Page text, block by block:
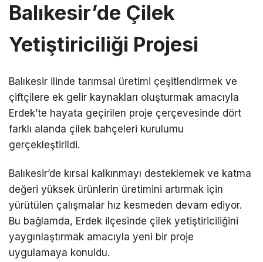
Balıkesir’de Çilek
Yetiştiriciliği Projesi
Balıkesir ilinde tarımsal üretimi çeşitlendirmek ve
çiftçilere ek gelir kaynakları oluşturmak amacıyla
Erdek’te hayata geçirilen proje çerçevesinde dört
farklı alanda çilek bahçeleri kurulumu
gerçekleştirildi.
Balıkesir’de kırsal kalkınmayı desteklemek ve katma
değeri yüksek ürünlerin üretimini artırmak için
yürütülen çalışmalar hız kesmeden devam ediyor.
Bu bağlamda, Erdek ilçesinde çilek yetiştiriciliğini
yaygınlaştırmak amacıyla yeni bir proje
uygulamaya konuldu.